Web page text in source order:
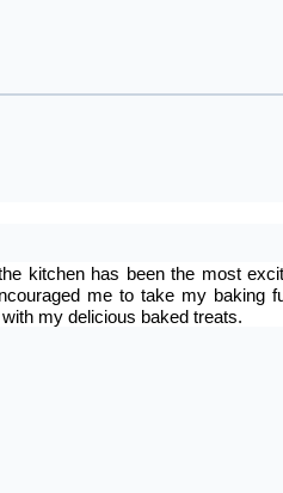
kitchen has been the most
me to take my baking
my delicious baked treats.